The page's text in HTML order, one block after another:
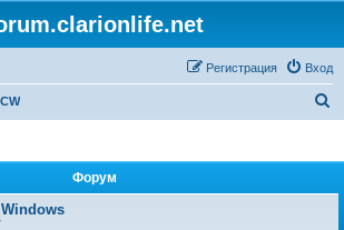
Вход
Регистрация
CW
Форум